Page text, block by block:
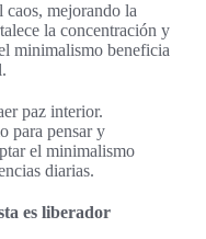
caos, mejorando la
la concentración y
minimalismo beneficia
paz interior.
para pensar y
el minimalismo
diarias.
es liberador